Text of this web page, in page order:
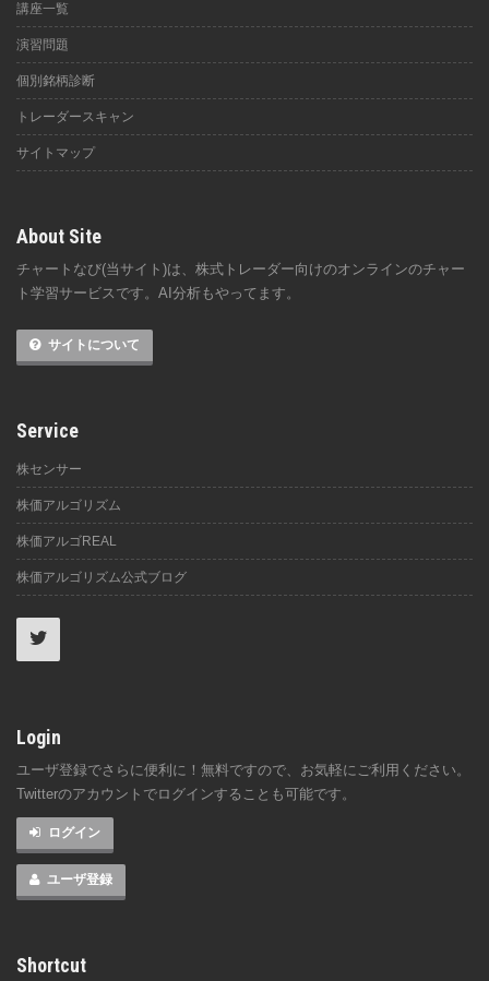
講座一覧
演習問題
個別銘柄診断
トレーダースキャン
サイトマップ
About Site
チャートなび(当サイト)は、株式トレーダー向けのオンラインのチャー
ト学習サービスです。AI分析もやってます。
サイトについて
Service
株センサー
株価アルゴリズム
株価アルゴREAL
株価アルゴリズム公式ブログ
Login
ユーザ登録でさらに便利に！無料ですので、お気軽にご利用ください。
Twitterのアカウントでログインすることも可能です。
ログイン
ユーザ登録
Shortcut